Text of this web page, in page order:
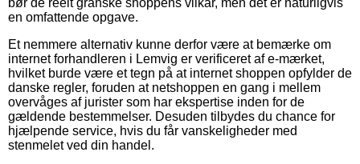
en omfattende opgave.
Et nemmere alternativ kunne derfor være at bemærke om
internet forhandleren i Lemvig er verificeret af e-mærket,
hvilket burde være et tegn på at internet shoppen opfylder de
danske regler, foruden at netshoppen en gang i mellem
overvåges af jurister som har ekspertise inden for de
gældende bestemmelser. Desuden tilbydes du chance for
hjælpende service, hvis du får vanskeligheder med
stenmelet ved din handel.